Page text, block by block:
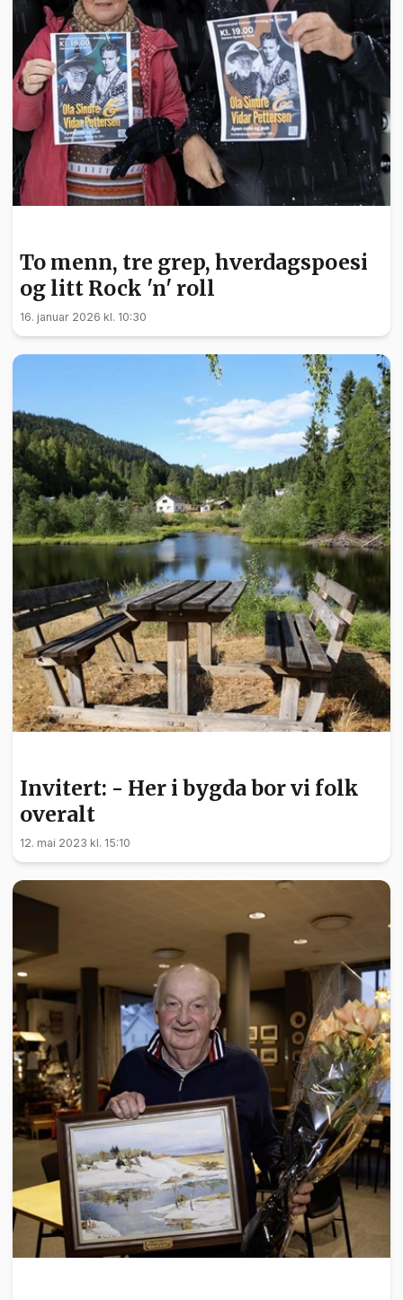
To menn, tre grep, hverdagspoesi
og litt Rock 'n' roll
16. januar 2026 kl. 10:30
Invitert: - Her i bygda bor vi folk
overalt
12. mai 2023 kl. 15:10